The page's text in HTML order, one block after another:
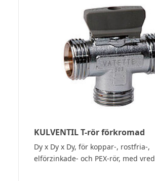
KULVENTIL T-rör förkromad
Dy x Dy x Dy, för koppar-, rostfria-,
elförzinkade- och PEX-rör, med vred